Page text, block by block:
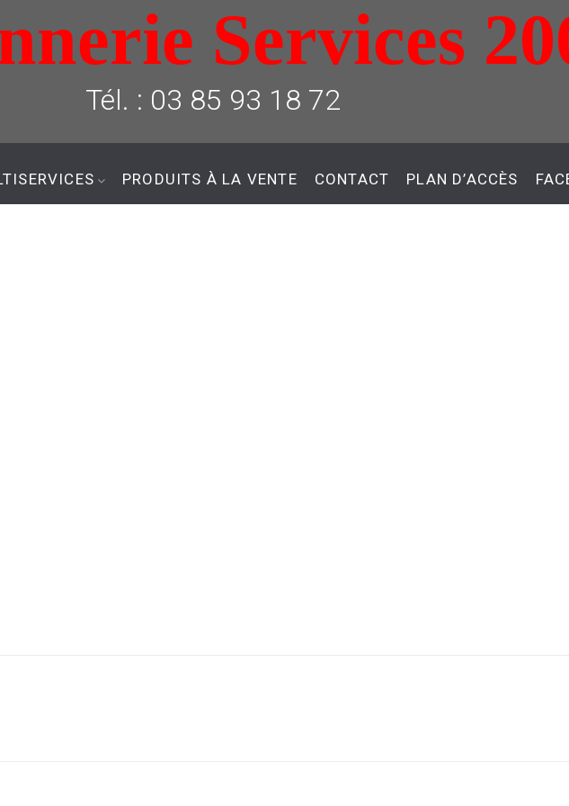
Services
Tél. : 03 85 93 18 72
PRODUITS À LA VENTE CONTACT PLAN D’ACCÈS